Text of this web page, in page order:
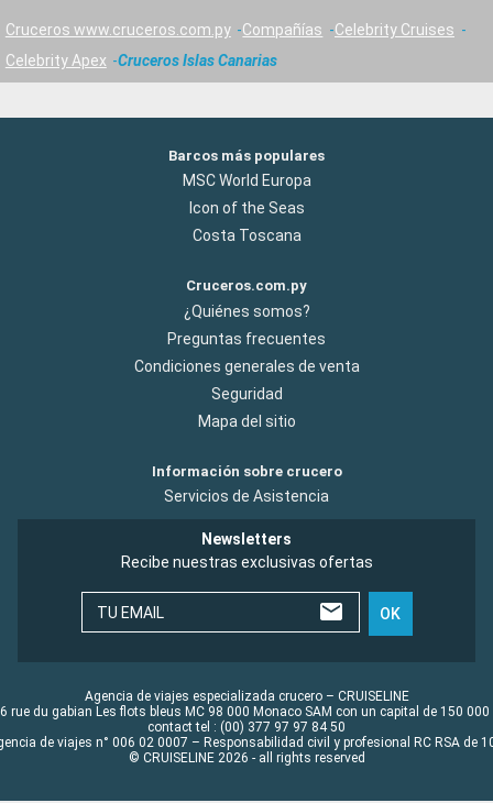
Cruceros www.cruceros.com.py Compañías
Celebrity Cruises
Celebrity Apex
Cruceros Islas Canarias
Barcos más populares
MSC World Europa
Icon of the Seas
Costa Toscana
Cruceros.com.py
¿Quiénes somos?
Preguntas frecuentes
Condiciones generales de venta
Seguridad
Mapa del sitio
Información sobre crucero
Servicios de Asistencia
Newsletters
Recibe nuestras exclusivas ofertas
TU EMAIL OK
Agencia de viajes especializada crucero – CRUISELINE
rue du gabian Les flots bleus MC 98 000 Monaco SAM con un capital de 150 000
contact tel : (00) 377 97 97 84 50
de viajes n° 006 02 0007 – Responsabilidad civil y profesional RC RSA de
© CRUISELINE 2026 - all rights reserved